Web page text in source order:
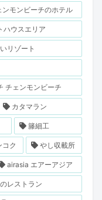
ンモンビーチのホテル
ハウスエリア
リゾート
チェンモンビーチ
カタマラン
籐細工
コク やし収載所
airasia エアーアジア
レストラン